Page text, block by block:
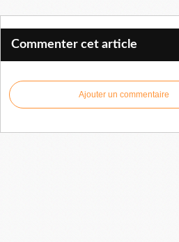
Commenter cet article
Ajouter un commentaire